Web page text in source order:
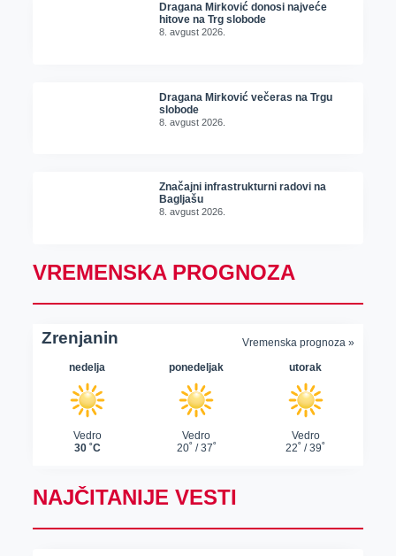
Dragana Mirković donosi najveće
hitove na Trg slobode
8. avgust 2026.
Dragana Mirković večeras na Trgu
slobode
8. avgust 2026.
Značajni infrastrukturni radovi na
Bagljašu
8. avgust 2026.
VREMENSKA PROGNOZA
NAJČITANIJE VESTI